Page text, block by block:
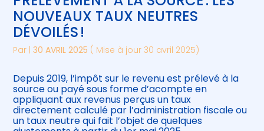
électronique
NOUVEAUX TAUX NEUTRES
DÉVOILÉS !
Par |30 AVRIL 2025 ( Mise à jour 30 avril 2025)
Depuis 2019, l’impôt sur le revenu est prélevé à la
source ou payé sous forme d’acompte en
appliquant aux revenus perçus un taux
directement calculé par l’administration fiscale ou
un taux neutre qui fait l’objet de quelques